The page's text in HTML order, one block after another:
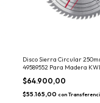
Disco Sierra Circular
49589552 Para Madera
$64.900,00
$55.165,00 con